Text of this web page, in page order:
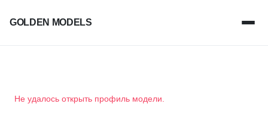
GOLDEN MODELS
Не удалось открыть профиль модели.